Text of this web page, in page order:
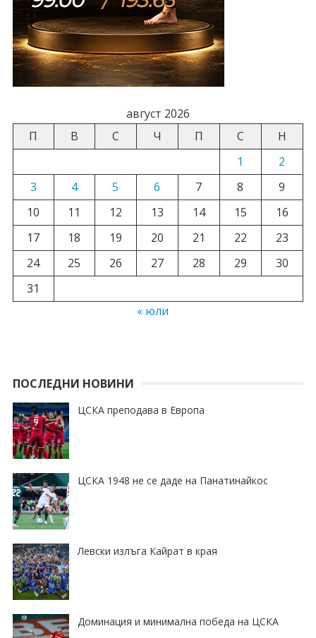
август 2026
П
В С Ч П С
Н
1
2
3
4 5 6 7 8
9
10
11 12 13 14 15
16
17
18 19 20 21 22
23
24
25 26 27 28 29
30
31
« юли
ПОСЛЕДНИ НОВИНИ
ЦСКА преподава в Европа
ЦСКА 1948 не се даде на Панатинайкос
Левски излъга Кайрат в края
Доминация и минимална победа на ЦСКА